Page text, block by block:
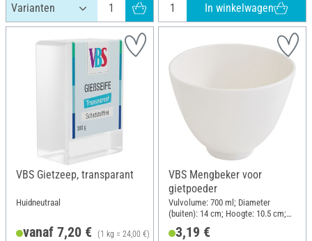
In winkelwagen
VBS Gietzeep, transparant
Huidneutraal
vanaf 7,20 € (1 kg = 24,00 €)
VBS Mengbeker voor
gietpoeder
Vulvolume: 700 ml; Diameter
(buiten): 14 cm; Hoogte: 10.5 cm;
3,19 €